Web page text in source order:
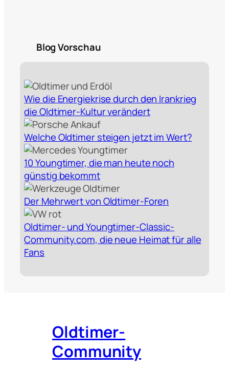
Blog Vorschau
Wie die Energiekrise durch den Irankrieg
die Oldtimer‑Kultur verändert
Welche Oldtimer steigen jetzt im Wert?
10 Youngtimer, die man heute noch
günstig bekommt
Der Mehrwert von Oldtimer-Foren
Oldtimer- und Youngtimer-Classic-
Community.com, die neue Heimat für alle
Fans
Oldtimer-
Community